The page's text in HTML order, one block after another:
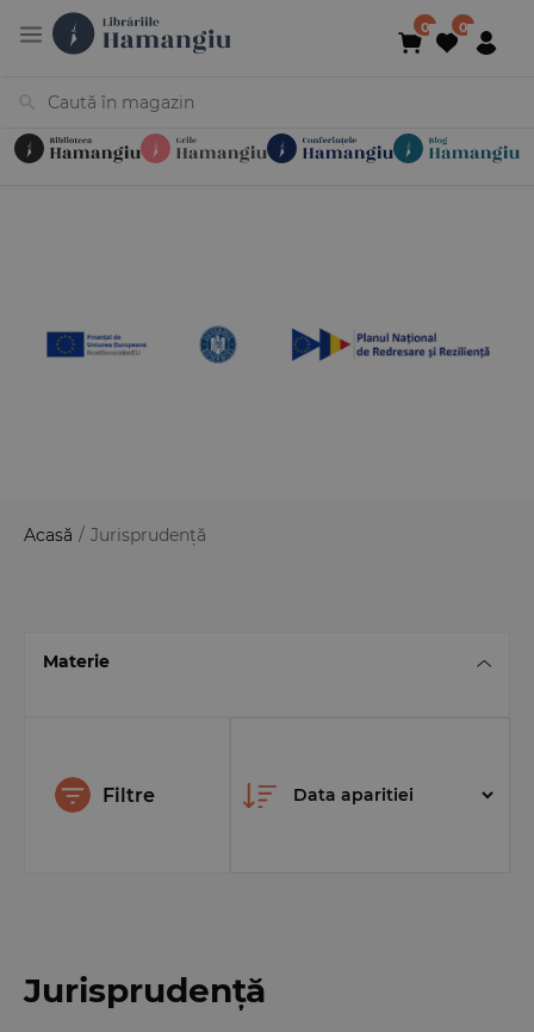
Acasă / Jurisprudență
Materie
Filtre
Jurisprudență